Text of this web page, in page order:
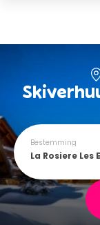
Bestemming
La Rosiere Les